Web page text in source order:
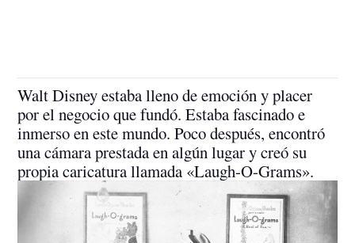
Walt Disney estaba lleno de emoción y placer
por el negocio que fundó. Estaba fascinado e
inmerso en este mundo. Poco después, encontró
una cámara prestada en algún lugar y creó su
propia caricatura llamada «Laugh-O-Grams».